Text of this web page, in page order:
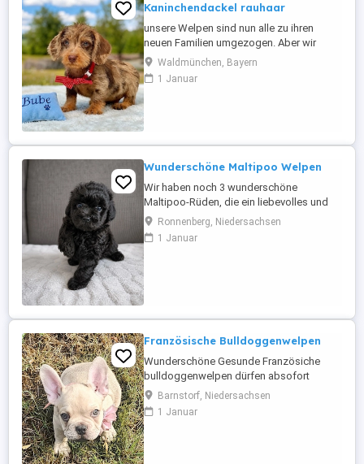
Kaninchendackel rauhaar
unsere Welpen sind nun alle zu ihren
neuen Familien umgezogen. Aber wir
werden Mitte November wieder kleine
Rauhhaardackel haben. von der Größe
werden es Zwergdackel werden. also
Kanal ...
Waldmünchen, Bayern
1 Januar
Wunderschöne Maltipoo Welpen
Wir haben noch 3 wunderschöne
Maltipoo-Rüden, die ein liebevolles und
verantwortungsbewusstes Zuhause
suchen. Die Welpen wurden am
30.05.2026 geboren und entwickeln sich
Ronnenberg, Niedersachsen
1 Januar
Französische Bulldoggenwelpen
Wunderschöne Gesunde Französiche
bulldoggenwelpen dürfen absofort
ausziehen sind 10 wochen alt sind
geimpft geschipt und besitzen einen Eu
Heimtierausweiss .Beide Eltern leben vor
Barnstorf, Niedersachsen
1 Januar